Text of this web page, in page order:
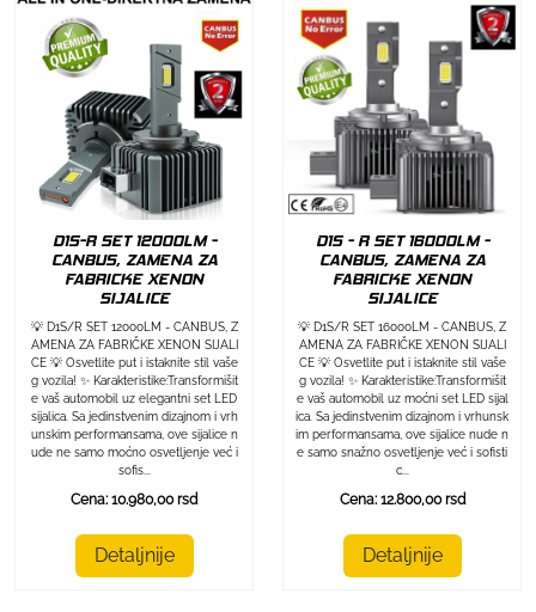
D1S-R SET 12000LM -
CANBUS, ZAMENA ZA
FABRICKE XENON
SIJALICE
💡 D1S/R SET 12000LM - CANBUS, Z
AMENA ZA FABRIČKE XENON SIJALI
CE 💡 Osvetlite put i istaknite stil vaše
g vozila! ✨ Karakteristike:Transformišit
e vaš automobil uz elegantni set LED
sijalica. Sa jedinstvenim dizajnom i vrh
unskim performansama, ove sijalice n
ude ne samo moćno osvetljenje već i
sofis...
Cena: 10.980,00 rsd
Detaljnije
D1S - R SET 16000LM -
CANBUS, ZAMENA ZA
FABRICKE XENON
SIJALICE
💡 D1S/R SET 16000LM - CANBUS, Z
AMENA ZA FABRIČKE XENON SIJALI
CE 💡 Osvetlite put i istaknite stil vaše
g vozila! ✨ Karakteristike:Transformišit
e vaš automobil uz moćni set LED sijal
ica. Sa jedinstvenim dizajnom i vrhunsk
im performansama, ove sijalice nude n
e samo snažno osvetljenje već i sofisti
c...
Cena: 12.800,00 rsd
Detaljnije